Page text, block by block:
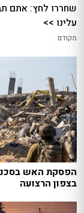
שחררו לחץ: אתם
עלינו >>
מקודם
הפסקת האש
בצפון הרצועה